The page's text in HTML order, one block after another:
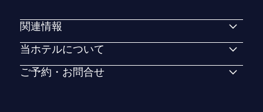
関連情報
当ホテルについて
ご予約・お問合せ